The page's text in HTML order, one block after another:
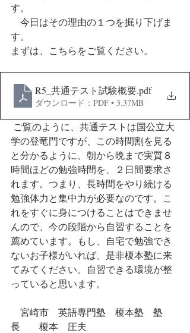
す。
今日はその理由の１つを掘り下げま
す。
まずは、こちらをご覧ください。
R5_共通テスト試験概要.pdf
ダウンロード：PDF • 3.37MB
学の登竜門ですが、この時間割を見る
と分かるように、朝から晩まで実質８
時間ほどの勉強時間を、２日間要求さ
れます。つまり、長時間をやり続ける
勉強体力と集中力が必要なのです。こ
れをすぐに身につけることはできませ
んので、今の段階から自習することを
薦めています。もし、自宅で勉強でき
ないお子様がいれば、是非榎本塾に来
てみてください。自習できる環境が整
っていると思います。
宮崎市　英語専門塾　榎本塾　塾
長　　榎本　圧夫